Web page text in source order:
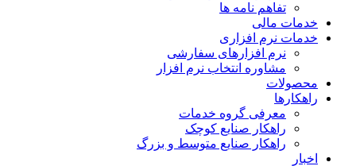
تفاهم نامه ها
خدمات مالی
خدمات نرم افزاری
نرم‌‍‍‍‌ افزار‌های سفارشی
مشاوره انتخاب نرم افزار
محصولات
راهکارها
معرفی گروه خدمات
راهکار صنایع کوچک
راهکار صنایع متوسط و بزرگ
اخبار